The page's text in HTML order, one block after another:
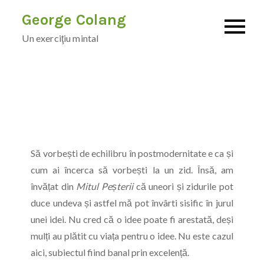
content
George Colang
Un exerciţiu mintal
Să vorbești de echilibru în postmodernitate e ca și
cum ai încerca să vorbești la un zid. Însă, am
învățat din Mitul Peșteriică uneori și zidurile pot
duce undeva și astfel mă pot învârti sisific în jurul
unei idei. Nu cred că o idee poate fi arestată, deși
mulți au plătit cu viața pentru o idee. Nu este cazul
aici, subiectul fiind banal prin excelență.